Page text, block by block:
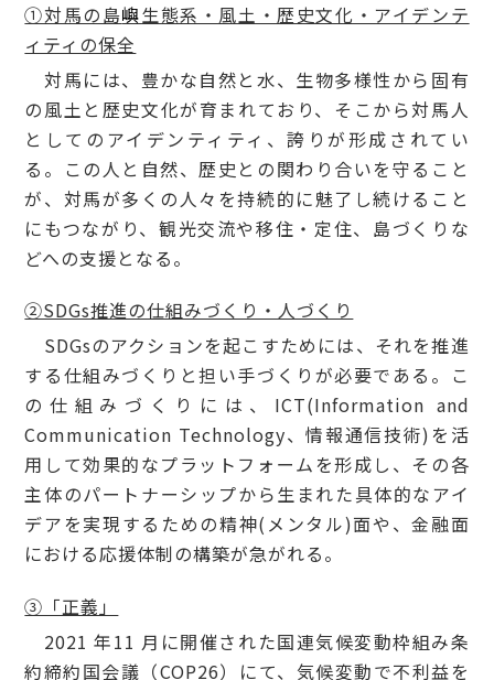
①対馬の島嶼生態系・風土・歴史文化・アイデンテ
ィティの保全
対馬には、豊かな自然と水、生物多様性から固有
の風土と歴史文化が育まれており、そこから対馬人
としてのアイデンティティ、誇りが形成されてい
る。この人と自然、歴史との関わり合いを守ること
が、対馬が多くの人々を持続的に魅了し続けること
にもつながり、観光交流や移住・定住、島づくりな
どへの支援となる。
②SDGs推進の仕組みづくり・人づくり
SDGsのアクションを起こすためには、それを推進
する仕組みづくりと担い手づくりが必要である。こ
の仕組みづくりには、ICT(Information and
Communication Technology、情報通信技術)を活
用して効果的なプラットフォームを形成し、その各
主体のパートナーシップから生まれた具体的なアイ
デアを実現するための精神(メンタル)面や、金融面
における応援体制の構築が急がれる。
③「正義」
2021 年11 月に開催された国連気候変動枠組み条
約締約国会議（COP26）にて、気候変動で不利益を